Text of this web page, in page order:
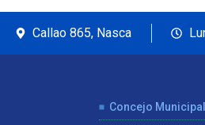
Callao 865, Nasca
Concejo Municipal